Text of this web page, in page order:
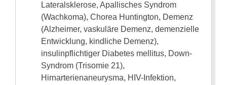
Lateralsklerose, Apallisches Syndrom
(Wachkoma), Chorea Huntington, Demenz
(Alzheimer, vaskuläre Demenz, demenzielle
Entwicklung, kindliche Demenz),
insulinpflichtiger Diabetes mellitus, Down-
Syndrom (Trisomie 21),
Hirnarterienaneurysma, HIV-Infektion,